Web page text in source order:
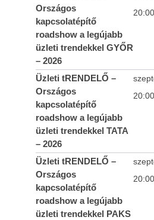
Országos
kapcsolatépítő
roadshow a legújabb
üzleti trendekkel GYŐR
– 2026
20:00
Üzleti tRENDELŐ –
Országos
kapcsolatépítő
roadshow a legújabb
üzleti trendekkel TATA
– 2026
20:00
Üzleti tRENDELŐ –
Országos
kapcsolatépítő
roadshow a legújabb
üzleti trendekkel PAKS
20:00